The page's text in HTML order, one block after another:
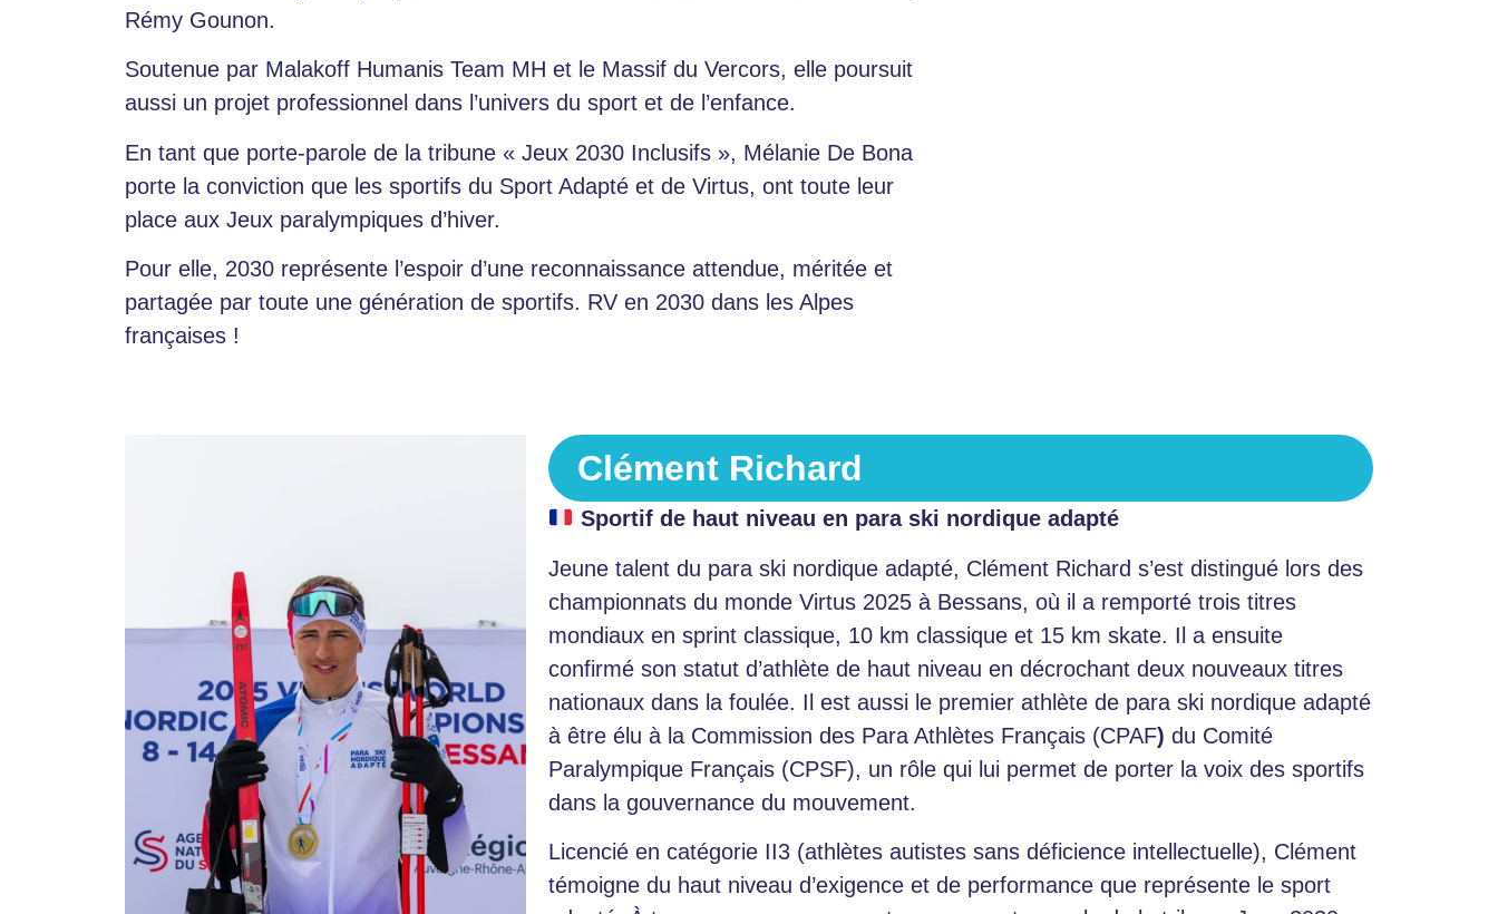
Rémy Gounon.
Soutenue par Malakoff Humanis Team MH et le Massif du Vercors, elle poursuit
aussi un projet professionnel dans l’univers du sport et de l’enfance.
En tant que porte-parole de la tribune « Jeux 2030 Inclusifs », Mélanie De Bona
porte la conviction que les sportifs du Sport Adapté et de Virtus, ont toute leur
place aux Jeux paralympiques d’hiver.
Pour elle, 2030 représente l’espoir d’une reconnaissance attendue, méritée et
partagée par toute une génération de sportifs. RV en 2030 dans les Alpes
françaises !
Clément Richard
Sportif de haut niveau en para ski nordique adapté
Jeune talent du para ski nordique adapté, Clément Richard s’est distingué lors des
championnats du monde Virtus 2025 à Bessans, où il a remporté trois titres
mondiaux en sprint classique, 10 km classique et 15 km skate. Il a ensuite
confirmé son statut d’athlète de haut niveau en décrochant deux nouveaux titres
nationaux dans la foulée. Il est aussi le premier athlète de para ski nordique adapté
à être élu à la Commission des Para Athlètes Français (CPAF) du Comité
Paralympique Français (CPSF), un rôle qui lui permet de porter la voix des sportifs
dans la gouvernance du mouvement.
Licencié en catégorie II3 (athlètes autistes sans déficience intellectuelle), Clément
témoigne du haut niveau d’exigence et de performance que représente le sport